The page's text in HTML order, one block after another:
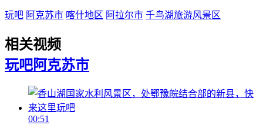
玩吧 阿克苏市 喀什地区 阿拉尔市 千鸟湖旅游风景区
相关视频
玩吧阿克苏市
00:51